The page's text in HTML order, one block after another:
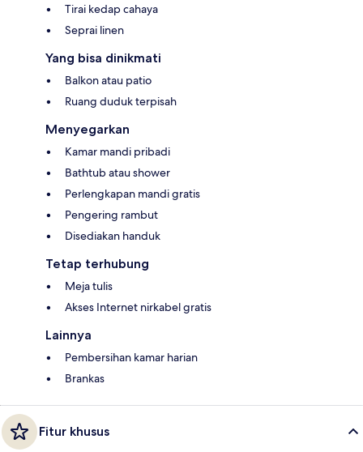
Tirai kedap cahaya
Seprai linen
Yang bisa dinikmati
Balkon atau patio
Ruang duduk terpisah
Menyegarkan
Kamar mandi pribadi
Bathtub atau shower
Perlengkapan mandi gratis
Pengering rambut
Disediakan handuk
Tetap terhubung
Meja tulis
Akses Internet nirkabel gratis
Lainnya
Pembersihan kamar harian
Brankas
Fitur khusus